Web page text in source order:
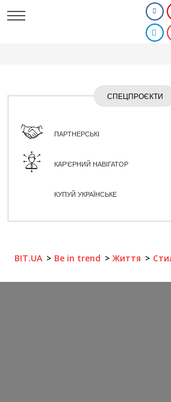
СПЕЦПРОЄКТИ
ПАРТНЕРСЬКІ
КАР'ЄРНИЙ НАВІГАТОР
КУПУЙ УКРАЇНСЬКЕ
BIT.UA Be in trend Життя